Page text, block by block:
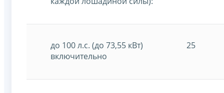
до 100 л.с. (до 73,55 кВт)
включительно
25